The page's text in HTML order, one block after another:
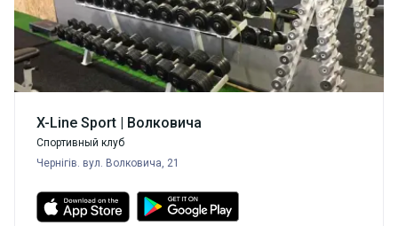
X-Line Sport | Волковича
Спортивный клуб
Чернігів. вул. Волковича, 21